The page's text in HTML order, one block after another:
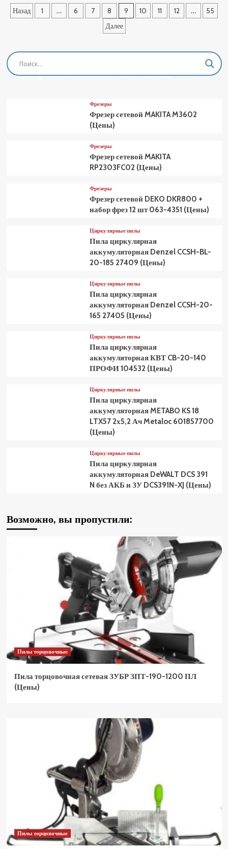
поршневой
с
3600/100/6
Пагинация
Назад 1 … 6 7 8 9 10 11 12 …
55
Далее
Фрезеры
Фрезер сетевой MAKITA M3601 (Цены)
Фрезеры
Фрезер сетевой MAKITA M3602
(Цены)
Фрезеры
Фрезер сетевой MAKITA
RP2303FC02 (Цены)
Фрезеры
Фрезер сетевой DEKO DKR800 +
набор фрез 12 шт 063-4351 (Цены)
Циркулярные пилы
Пила циркулярная
аккумуляторная Denzel CCSH-BL-
20-185 27409 (Цены)
Циркулярные пилы
Пила циркулярная
аккумуляторная Denzel CCSH-20-
165 27405 (Цены)
Циркулярные пилы
Пила циркулярная
аккумуляторная КВТ CB-20-140
ПРОФИ 104532 (Цены)
Циркулярные пилы
Пила циркулярная
аккумуляторная METABO KS 18
LTX57 2х5,2 Ач Metaloc 601857700
(Цены)
Циркулярные пилы
Пила циркулярная
аккумуляторная DeWALT DCS 391
N без АКБ и ЗУ DCS391N-XJ (Цены)
Возможно, вы пропустили:
Пилы торцовочные
Пила торцовочная сетевая ЗУБР ЗПТ-190-1200 ПЛ
(Цены)
Пилы торцовочные